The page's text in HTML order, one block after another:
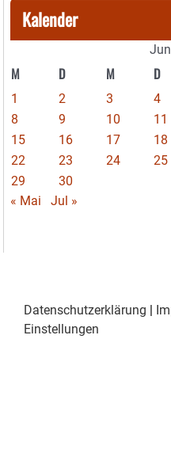
Kalender
M D M D
1 2 3 4
8
9 10 11
15
16 17 18
22
23 24 25
29
30
« Mai
Jul »
Datenschutzerklärung |
Einstellungen